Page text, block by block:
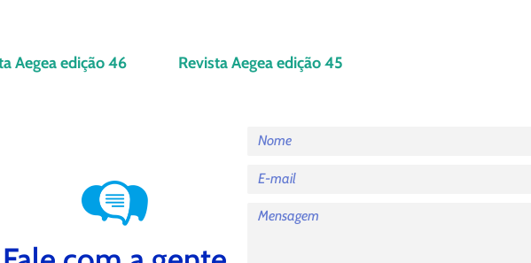
Aegea edição 46 Revista Aegea edição 45